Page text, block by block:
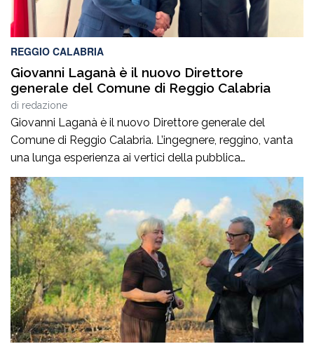
REGGIO CALABRIA
Giovanni Laganà è il nuovo Direttore
generale del Comune di Reggio Calabria
di redazione
Giovanni Laganà è il nuovo Direttore generale del
Comune di Reggio Calabria. L’ingegnere, reggino, vanta
una lunga esperienza ai vertici della pubblica
amministrazione e della gestione delle infrastrutture in
Calabria ed in Sicilia. È stato Vice Direttore regionale
Anas Sicilia, Capo Compartimento Anas Calabria,
Direttore generale della Regione Calabria e Direttore
generale della ItalConsult Spa, […]